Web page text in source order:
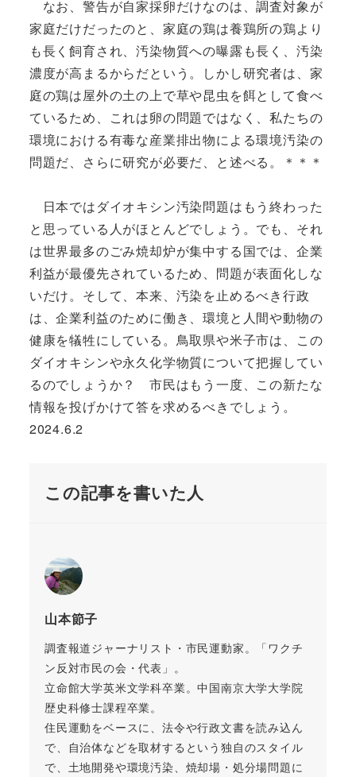
なお、警告が自家採卵だけなのは、調査対象が
家庭だけだったのと、家庭の鶏は養鶏所の鶏より
も長く飼育され、汚染物質への曝露も長く、汚染
濃度が高まるからだという。しかし研究者は、家
庭の鶏は屋外の土の上で草や昆虫を餌として食べ
ているため、これは卵の問題ではなく、私たちの
環境における有毒な産業排出物による環境汚染の
問題だ、さらに研究が必要だ、と述べる。＊＊＊
日本ではダイオキシン汚染問題はもう終わった
と思っている人がほとんどでしょう。でも、それ
は世界最多のごみ焼却炉が集中する国では、企業
利益が最優先されているため、問題が表面化しな
いだけ。そして、本来、汚染を止めるべき行政
は、企業利益のために働き、環境と人間や動物の
健康を犠牲にしている。鳥取県や米子市は、この
ダイオキシンや永久化学物質について把握してい
るのでしょうか？ 市民はもう一度、この新たな
情報を投げかけて答を求めるべきでしょう。
2024.6.2
この記事を書いた人
山本節子
調査報道ジャーナリスト・市民運動家。「ワクチ
ン反対市民の会・代表」。
立命館大学英米文学科卒業。中国南京大学大学院
歴史科修士課程卒業。
住民運動をベースに、法令や行政文書を読み込ん
で、自治体などを取材するという独自のスタイル
で、土地開発や環境汚染、焼却場・処分場問題に